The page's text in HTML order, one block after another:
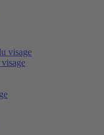
visage